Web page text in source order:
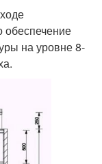
обеспечение
на уровне 8-